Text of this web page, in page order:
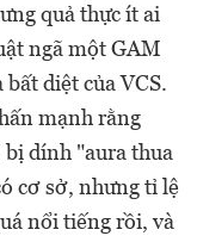
quả thực ít ai
ngã một GAM
diệt của VCS.
mạnh rằng
dính "aura thua
cơ sở, nhưng tỉ lệ
nổi tiếng rồi, và